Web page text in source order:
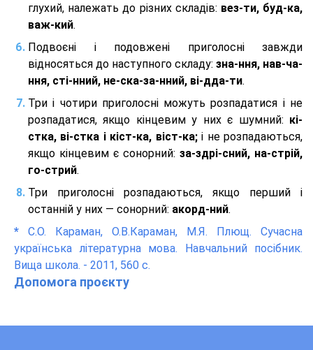
глухий, належать до різних складів: вез-ти, буд-ка,
важ-кий.
Подвоєні і подовжені приголосні завжди
відносяться до наступного складу: зна-ння, нав-ча-
ння, сті-нний, не-ска-за-нний, ві-дда-ти.
Три і чотири приголосні можуть розпадатися і не
розпадатися, якщо кінцевим у них є шумний: кі-
стка, ві-стка і кіст-ка, віст-ка;і не розпадаються,
якщо кінцевим є сонорний: за-здрі-сний, на-стрій,
го-стрий.
Три приголосні розпадаються, якщо перший і
останній у них — сонорний: акорд-ний.
* С.О. Караман, О.В.Караман, М.Я. Плющ. Сучасна
українська літературна мова. Навчальний посібник.
Вища школа. - 2011, 560 с.
Допомога проєкту